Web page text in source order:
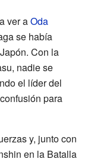
ver aOda
se había
Con la
nadie se
el líder del
para
y, junto con
en la Batalla